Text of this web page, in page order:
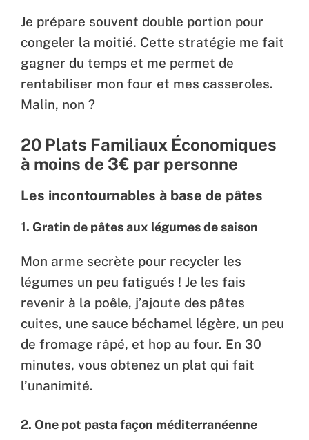
Je prépare souvent double portion pour
congeler la moitié. Cette stratégie me fait
gagner du temps et me permet de
rentabiliser mon four et mes casseroles.
Malin, non ?
20 Plats Familiaux Économiques
à moins de 3€ par personne
Les incontournables à base de pâtes
1. Gratin de pâtes aux légumes de saison
Mon arme secrète pour recycler les
légumes un peu fatigués ! Je les fais
revenir à la poêle, j’ajoute des pâtes
cuites, une sauce béchamel légère, un peu
de fromage râpé, et hop au four. En 30
minutes, vous obtenez un plat qui fait
l’unanimité.
2. One pot pasta façon méditerranéenne